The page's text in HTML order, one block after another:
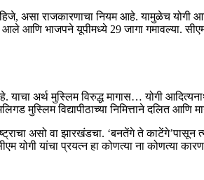
असा राजकारणाचा नियम आहे. यामुळेच योगी
आणि भाजपने यूपीमध्ये 29 जागा गमावल्या.
अर्थ मुस्लिम विरुद्ध मागास… योगी
मुस्लिम विद्यापीठाच्या निमित्ताने दलित आणि
असो वा झारखंडचा. ‘बनतेंगे ते
योगी यांचा प्रयत्न हा कोणत्या ना कोणत्या